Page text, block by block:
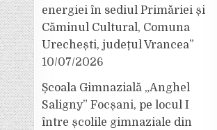
energiei în sediul Primăriei și
Căminul Cultural, Comuna
Urechești, județul Vrancea”
10/07/2026
Școala Gimnazială „Anghel
Saligny” Focșani, pe locul I
între școlile gimnaziale din